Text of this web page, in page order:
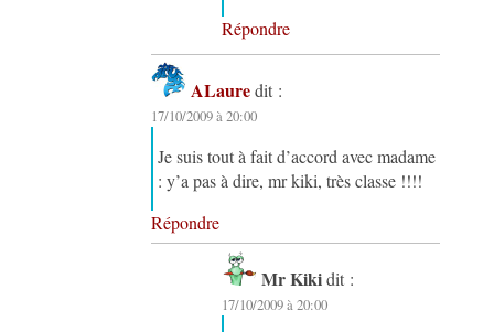
Répondre
ALaure dit :
17/10/2009 à 20:00
Je suis tout à fait d’accord avec madame
: y’a pas à dire, mr kiki, très classe !!!!
Répondre
Mr Kiki dit :
17/10/2009 à 20:00